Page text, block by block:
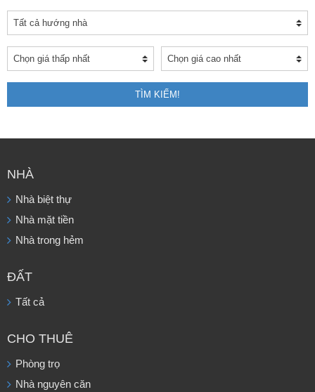
TÌM KIẾM!
NHÀ
Nhà biệt thự
Nhà mặt tiền
Nhà trong hẻm
ĐẤT
Tất cả
CHO THUÊ
Phòng trọ
Nhà nguyên căn